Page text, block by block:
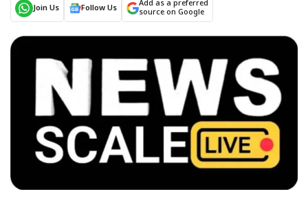
Join Us
Follow Us
Add as a preferred
source on Google